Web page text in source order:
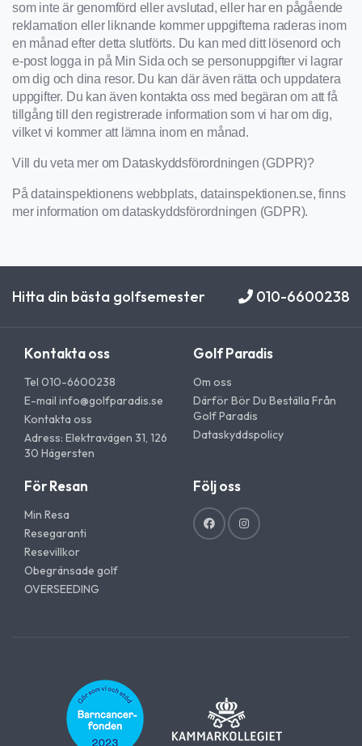
som inte är genomförd eller avslutad, eller har en pågående
reklamation eller liknande kommer uppgifterna raderas inom
en månad efter detta slutförts. Du kan med ditt lösenord och
e-post logga in på Min Sida och se personuppgifter vi lagrar
om dig och dina resor. Du kan där även rätta och uppdatera
uppgifter. Du kan även kontakta oss med begäran om att få
tillgång till den registrerade information som vi har om dig,
vilket vi kommer att lämna inom en månad.
Vill du veta mer om Dataskyddsförordningen (GDPR)?
På datainspektionens webbplats, datainspektionen.se, finns
mer information om dataskyddsförordningen (GDPR).
Hitta din bästa golfsemester 010-6600238
Kontakta oss
Tel 010-6600238
E-mail info@golfparadis.se
Kontakta oss
Adress: Elektravägen 31, 126
30 Hägersten
Golf Paradis
Om oss
Därför Bör Du Beställa Från
Golf Paradis
Dataskyddspolicy
För Resan
Min Resa
Resegaranti
Resevillkor
Obegränsade golf
OVERSEEDING
Följ oss